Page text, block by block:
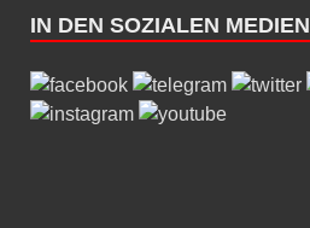
IN DEN SOZIALEN MEDIEN